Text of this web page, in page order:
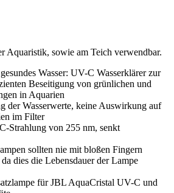
Aquaristik, sowie am Teich verwendbar.
Wasser: UV-C Wasserklärer zur
Beseitigung von grünlichen und
in Aquarien
der Wasserwerte, keine Auswirkung auf
im Filter
Strahlung von 255 nm, senkt
sollten nie mit bloßen Fingern
dies die Lebensdauer der Lampe
für JBL AquaCristal UV-C und